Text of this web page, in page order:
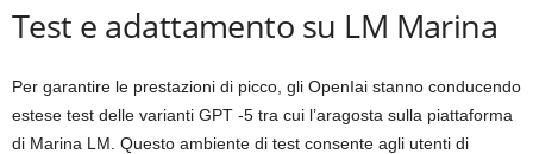
Test e adattamento su LM Marina
Per garantire le prestazioni di picco, gli OpenIai stanno conducendo
estese test delle varianti GPT -5 tra cui l’aragosta sulla piattaforma
di Marina LM. Questo ambiente di test consente agli utenti di